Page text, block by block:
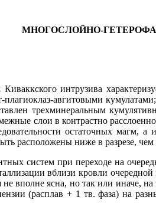
МНОГОСЛОЙНО-
интрузива
плагиоклаз-авгитовыми
трехминеральным
слои в контрастно
остаточных магм,
расположены ниже в разрезе,
систем при переходе на
вблизи кровли
вполне ясна, но так или иначе,
(расплав + 1 тв. фаза) на